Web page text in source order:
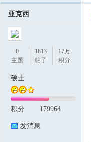
亚克西
0
主题
1813
帖子
17万
积分
硕士
积分 179964
发消息